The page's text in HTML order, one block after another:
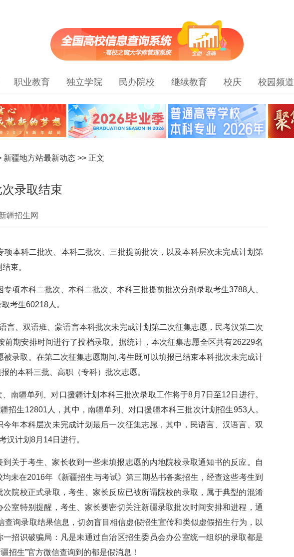
职业教育 独立学院 民办院校 继续教育 校庆 校园频道
新疆地方站最新动态 >> 正文
录取结束
疆招生网
项本科二批次、本科二批次、三批提前批次，以及本科层次未完成计划第
束。
项本科二批次、本科二批次、本科三批提前批次分别录取考生3788人、
考生60218人。
言、双语班、蒙语言本科批次未完成计划第二次征集志愿，民考汉第二次
期安排时间进行了投档录取。据统计，本次征集志愿全区共有26229名
录取。在第二次征集志愿期间,考生既可以填报已结束本科批次未完成计
的本科三批、高职（专科）批次志愿。
南疆单列、对口援疆计划本科三批次录取工作将于8月7日至12日进行。
招生12801人，其中，南疆单列、对口援疆本科三批次计划招生953人。
年本科层次未完成计划最后一次征集志愿，其中，民语言、汉语言、双
汉计划8月14日进行。
关于考生、家长收到一些未填报志愿的内地院校录取通知书的反应。自
未在2016年《新疆招生与考试》第三期丛书备案招生，经查这些考生到
次院校正式录取，考生、家长反应已被所谓院校的录取，属于典型的混淆
室特别提醒，考生、家长要密切关注新疆录取批次时间安排和进程，通
查询录取结果信息，切勿盲目相信虚假招生宣传和类似虚假招生行为，以
招识破骗局：凡是未通过自治区招生委员会办公室统一组织的录取都是
招生”官方微信查询到的都是假消息！